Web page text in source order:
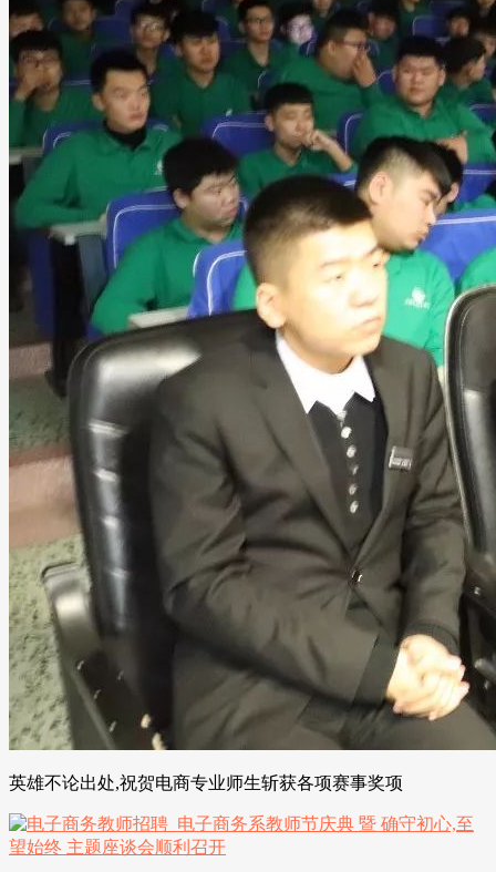
英雄不论出处,祝贺电商专业师生斩获各项赛事奖项